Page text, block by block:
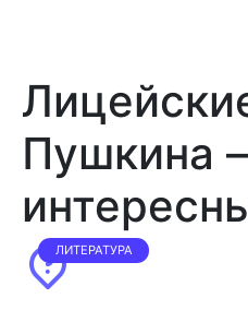
Пушкина
ЛИТЕРАТУРА